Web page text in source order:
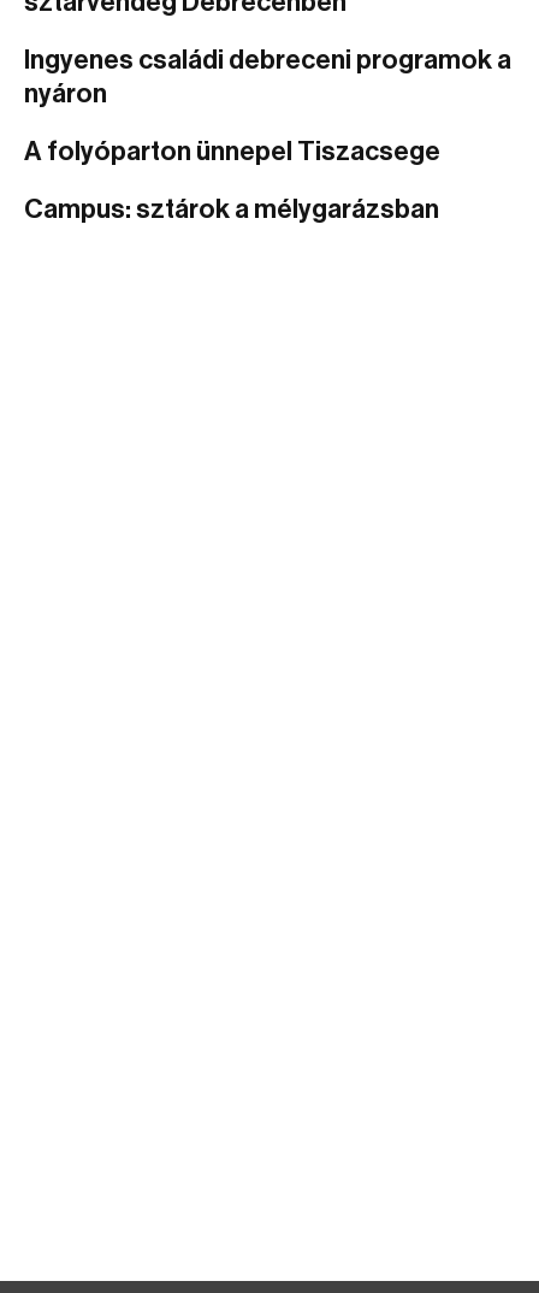
Ingyenes családi debreceni programok a
nyáron
A folyóparton ünnepel Tiszacsege
Campus: sztárok a mélygarázsban